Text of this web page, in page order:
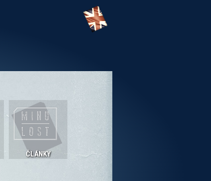
ČLÁNKY